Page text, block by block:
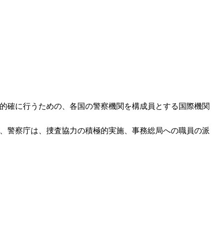
に行うための、各国の警察機関を構成員とする国際機関
察庁は、捜査協力の積極的実施、事務総局への職員の派